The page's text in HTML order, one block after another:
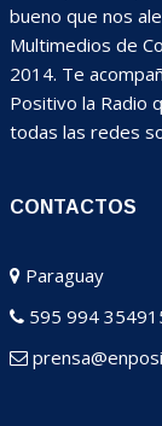
bueno que nos
Multimedios de
2014. Te
Positivo la Radio
todas las redes
CONTACTOS
Paraguay
595 994